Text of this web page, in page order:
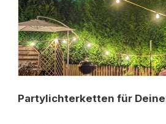
Partylichterketten für